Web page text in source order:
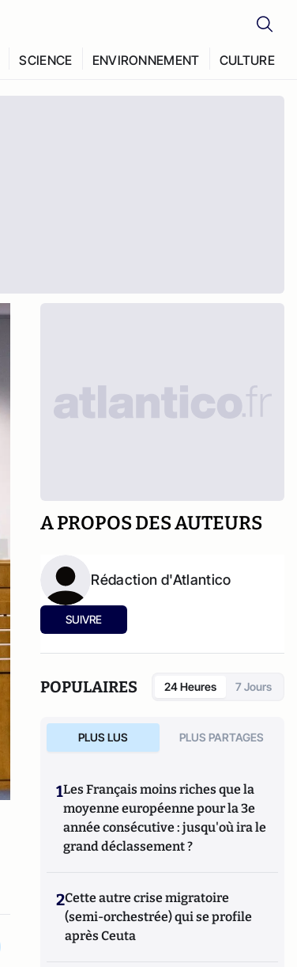
SCIENCE ENVIRONNEMENT CULTURE
A PROPOS DES AUTEURS
Rédaction d'Atlantico
SUIVRE
POPULAIRES 24 Heures 7 Jours
PLUS LUS PLUS PARTAGES
1Les Français moins riches que la
moyenne européenne pour la 3e
année consécutive : jusqu'où ira le
grand déclassement ?
2Cette autre crise migratoire
(semi-orchestrée) qui se profile
après Ceuta